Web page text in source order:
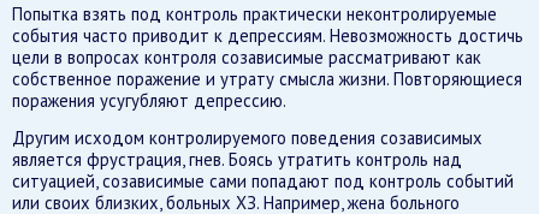
Попытка взять под контроль практически неконтролируемые
события часто приводит к депрессиям. Невозможность достичь
цели в вопросах контроля созависимые рассматривают как
собственное поражение и утрату смысла жизни. Повторяющиеся
поражения усугубляют депрессию.
Другим исходом контролируемого поведения созависимых
является фрустрация, гнев. Боясь утратить контроль над
ситуацией, созависимые сами попадают под контроль событий
или своих близких, больных ХЗ. Например, жена больного